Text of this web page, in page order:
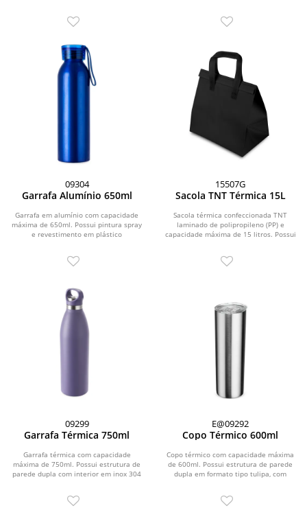
09304
Garrafa Alumínio 650ml
Garrafa em alumínio com capacidade
máxima de 650ml. Possui pintura spray
e revestimento em plástico
15507G
Sacola TNT Térmica 15L
Sacola térmica confeccionada TNT
laminado de polipropileno (PP) e
capacidade máxima de 15 litros. Possui
09299
Garrafa Térmica 750ml
Garrafa térmica com capacidade
máxima de 750ml. Possui estrutura de
parede dupla com interior em inox 304
E@09292
Copo Térmico 600ml
Copo térmico com capacidade máxima
de 600ml. Possui estrutura de parede
dupla em formato tipo tulipa, com